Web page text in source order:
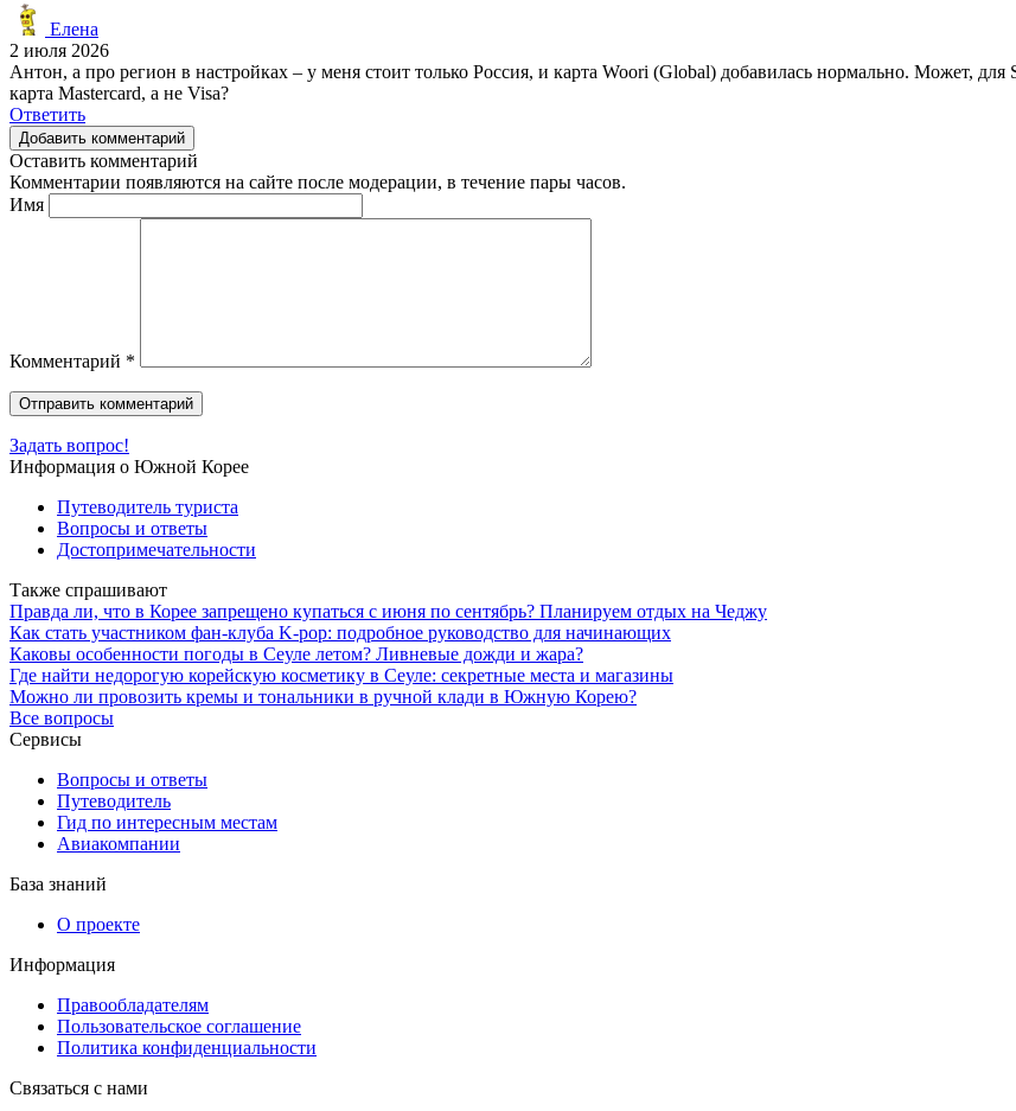
Елена
2 июля 2026
Антон, а про регион в настройках – у меня стоит только Россия, и карта Woori (Global) добавилась нормально. Может,
карта Mastercard, а не Visa?
Ответить
Добавить комментарий
Оставить комментарий
Комментарии появляются на сайте после модерации, в течение пары часов.
Имя
Комментарий *
Задать вопрос!
Информация о Южной Корее
Путеводитель туриста
Вопросы и ответы
Достопримечательности
Также спрашивают
Правда ли, что в Корее запрещено купаться с июня по сентябрь? Планируем отдых на Чеджу
Как стать участником фан-клуба K-pop: подробное руководство для начинающих
Каковы особенности погоды в Сеуле летом? Ливневые дожди и жара?
Где найти недорогую корейскую косметику в Сеуле: секретные места и магазины
Можно ли провозить кремы и тональники в ручной клади в Южную Корею?
Все вопросы
Сервисы
Вопросы и ответы
Путеводитель
Гид по интересным местам
Авиакомпании
База знаний
О проекте
Информация
Правообладателям
Пользовательское соглашение
Политика конфиденциальности
Связаться с нами